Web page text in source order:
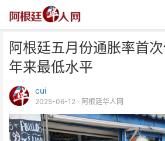
阿根廷五月份通胀率首
年来最低水平
cui
2025-06-12 · 阿根廷华人网
阿根廷五月份通胀率首次低于